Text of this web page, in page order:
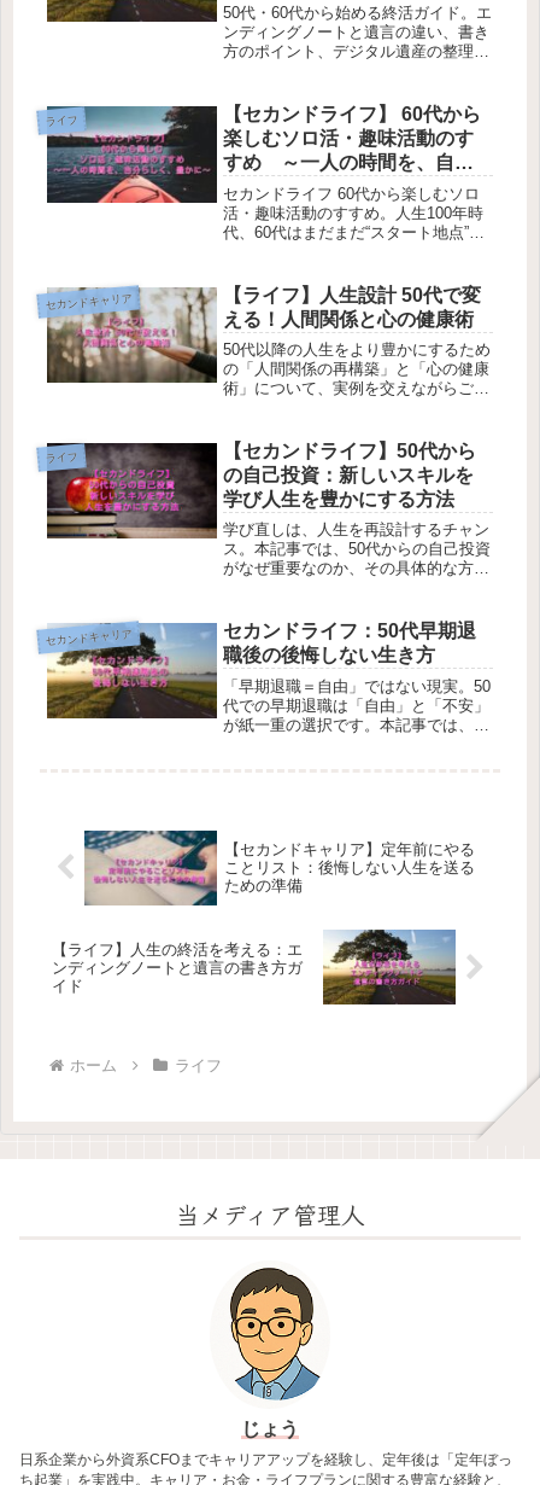
50代・60代から始める終活ガイド。エ
ンディングノートと遺言の違い、書き
方のポイント、デジタル遺産の整理方
る終活の第一歩を紹介します。
ライフ
【セカンドライフ】 60代から
楽しむソロ活・趣味活動のす
すめ ～一人の時間を、自分
らしく、豊かに～
セカンドライフ 60代から楽しむソロ
活・趣味活動のすすめ。人生100年時
代、60代はまだまだ“スタート地点”。
出す鍵となります。
セカンドキャリア
【ライフ】人生設計 50代で変
える！人間関係と心の健康術
50代以降の人生をより豊かにするため
の「人間関係の再構築」と「心の健康
術」について、実例を交えながらご紹
ライフ
【セカンドライフ】50代から
の自己投資：新しいスキルを
学び人生を豊かにする方法
学び直しは、人生を再設計するチャン
ス。本記事では、50代からの自己投資
がなぜ重要なのか、その具体的な方法
セカンドキャリア
セカンドライフ：50代早期退
職後の後悔しない生き方
「早期退職＝自由」ではない現実。50
代での早期退職は「自由」と「不安」
が紙一重の選択です。本記事では、キ
【セカンドキャリア】定年前にやる
ことリスト：後悔しない人生を送る
ための準備
【ライフ】人生の終活を考える：エ
ンディングノートと遺言の書き方ガ
イド
ホーム ライフ
当メディア管理人
じょう
日系企業から外資系CFOまでキャリアアップを経験し、定年後は「定年ぼっ
ち起業」を実践中。キャリア・お金・ライフプランに関する豊富な経験と、